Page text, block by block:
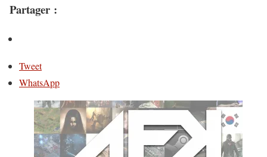
Partager :
Tweet
WhatsApp